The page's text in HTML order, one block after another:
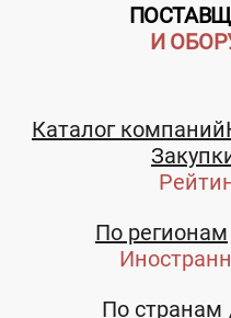
И
Каталог компаний
По регионам
По странам